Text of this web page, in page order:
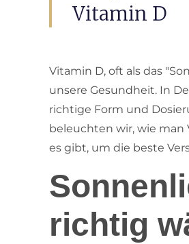
Vitamin D
Vitamin D, oft als das
unsere Gesundheit. In
richtige Form und
beleuchten wir, wie
es gibt, um die beste
richtig